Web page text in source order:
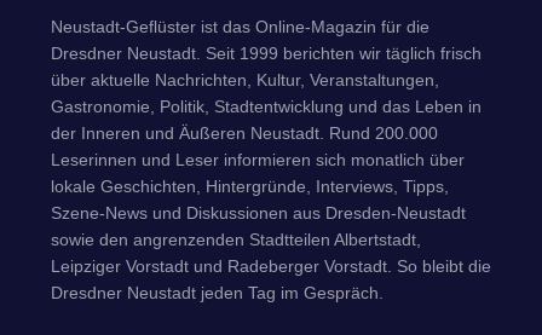
Neustadt-Geflüster ist das Online-Magazin für die
Dresdner Neustadt. Seit 1999 berichten wir täglich frisch
über aktuelle Nachrichten, Kultur, Veranstaltungen,
Gastronomie, Politik, Stadtentwicklung und das Leben in
der Inneren und Äußeren Neustadt. Rund 200.000
Leserinnen und Leser informieren sich monatlich über
lokale Geschichten, Hintergründe, Interviews, Tipps,
Szene-News und Diskussionen aus Dresden-Neustadt
sowie den angrenzenden Stadtteilen Albertstadt,
Leipziger Vorstadt und Radeberger Vorstadt. So bleibt die
Dresdner Neustadt jeden Tag im Gespräch.